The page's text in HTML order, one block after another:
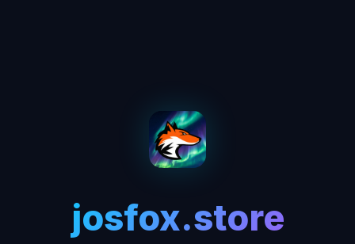
josfox.store